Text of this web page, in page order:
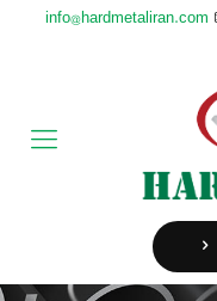
info@hardmetaliran.com